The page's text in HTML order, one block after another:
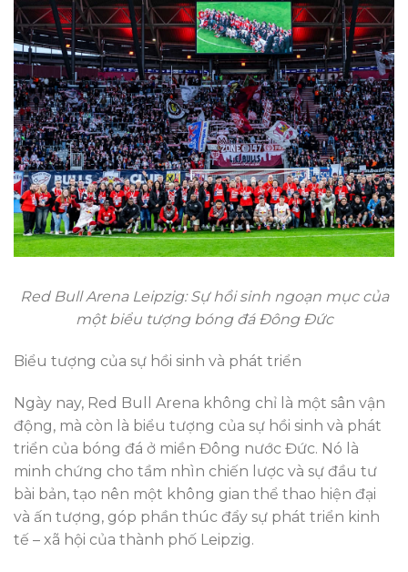
Red Bull Arena Leipzig: Sự hồi sinh ngoạn mục của
một biểu tượng bóng đá Đông Đức
Biểu tượng của sự hồi sinh và phát triển
Ngày nay, Red Bull Arena không chỉ là một sân vận
động, mà còn là biểu tượng của sự hồi sinh và phát
triển của bóng đá ở miền Đông nước Đức. Nó là
minh chứng cho tầm nhìn chiến lược và sự đầu tư
bài bản, tạo nên một không gian thể thao hiện đại
và ấn tượng, góp phần thúc đẩy sự phát triển kinh
tế – xã hội của thành phố Leipzig.